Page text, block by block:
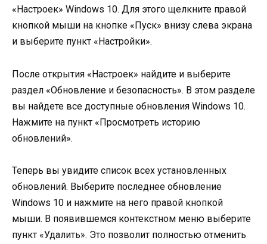
«Настроек» Windows 10. Для этого щелкните правой
кнопкой мыши на кнопке «Пуск» внизу слева экрана
и выберите пункт «Настройки».
После открытия «Настроек» найдите и выберите
раздел «Обновление и безопасность». В этом разделе
вы найдете все доступные обновления Windows 10.
Нажмите на пункт «Просмотреть историю
обновлений».
Теперь вы увидите список всех установленных
обновлений. Выберите последнее обновление
Windows 10 и нажмите на него правой кнопкой
мыши. В появившемся контекстном меню выберите
пункт «Удалить». Это позволит полностью отменить